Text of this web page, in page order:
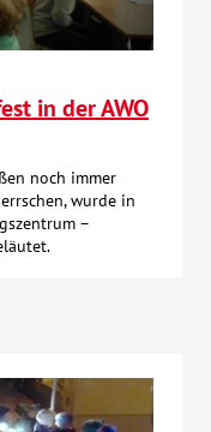
in der AWO
noch immer
wurde in
–